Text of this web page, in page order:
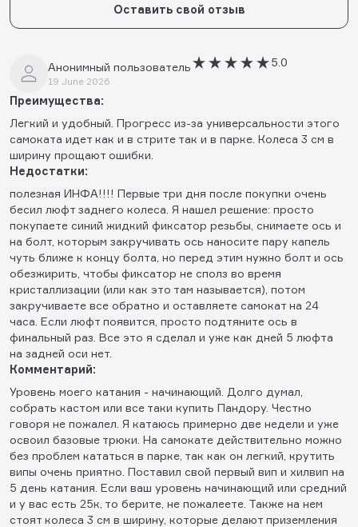
Оставить свой отзыв
Анонимный пользователь
19 June 2026
5.0
Преимущества:
Легкий и удобный. Прогресс из-за универсальности этого
самоката идет как и в стрите так и в парке. Колеса 3 см в
ширину прощают ошибки.
Недостатки:
полезная ИНФА!!!! Первые три дня после покупки очень
бесил люфт заднего колеса. Я нашел решение: просто
покупаете синий жидкий фиксатор резьбы, снимаете ось и
на болт, которым закручивать ось наносите пару капель
чуть ближе к концу болта, но перед этим нужно болт и ось
обезжирить, чтобы фиксатор не сполз во время
кристаллизации (или как это там называется), потом
закручиваете все обратно и оставляете самокат на 24
часа. Если люфт появится, просто подтяните ось в
финальный раз. Все это я сделал и уже как дней 5 люфта
на задней оси нет.
Комментарий:
Уровень моего катания - начинающий. Долго думал,
собрать кастом или все таки купить Пандору. Честно
говоря не пожалел. Я катаюсь примерно две недели и уже
освоил базовые трюки. На самокате действительно можно
без проблем кататься в парке, так как он легкий, крутить
випы очень приятно. Поставил свой первый вип и хилвип на
5 день катания. Если ваш уровень начинающий или средний
и у вас есть 25к, то берите, не пожалеете. Также на нем
стоят колеса 3 см в ширину, которые делают приземления